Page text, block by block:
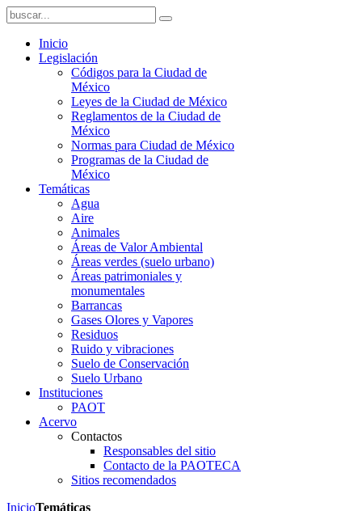
Inicio
Legislación
Códigos para la Ciudad de
México
Leyes de la Ciudad de México
Reglamentos de la Ciudad de
México
Normas para Ciudad de México
Programas de la Ciudad de
México
Temáticas
Agua
Aire
Animales
Áreas de Valor Ambiental
Áreas verdes (suelo urbano)
Áreas patrimoniales y
monumentales
Barrancas
Gases Olores y Vapores
Residuos
Ruido y vibraciones
Suelo de Conservación
Suelo Urbano
Instituciones
PAOT
Acervo
Contactos
Responsables del sitio
Contacto de la PAOTECA
Sitios recomendados
InicioTemáticas